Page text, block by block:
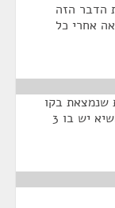
הדבר הזה
אחרי כל
שנמצאת בקו
שירות פעיל, רכב של הזכיין, רכב שבשעת השיא יש בו 3